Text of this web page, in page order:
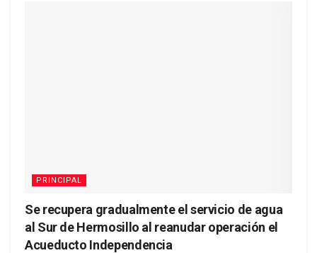
PRINCIPAL
Se recupera gradualmente el servicio de agua
al Sur de Hermosillo al reanudar operación el
Acueducto Independencia